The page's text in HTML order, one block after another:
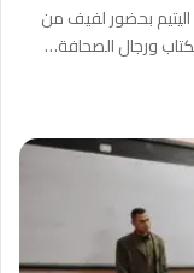
بحضور لفيف من
ورجال الصحافة…